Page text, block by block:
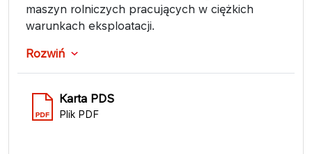
maszyn rolniczych pracujących w ciężkich
warunkach eksploatacji.
Rozwiń
Karta PDS
Plik PDF